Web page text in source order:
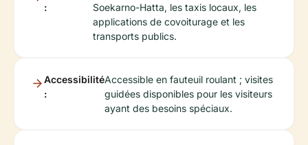
:
Soekarno-Hatta, les taxis locaux, les
applications de covoiturage et les
transports publics.
Accessibilité
:
Accessible en fauteuil roulant ; visites
guidées disponibles pour les visiteurs
ayant des besoins spéciaux.